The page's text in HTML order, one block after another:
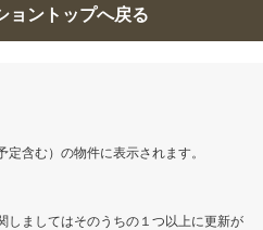
ョントップへ戻る
含む）の物件に表示されます。
しましてはそのうちの１つ以上に更新が